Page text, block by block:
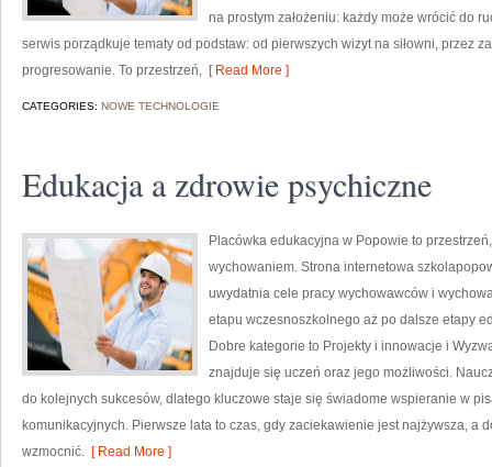
na prostym założeniu: każdy może wrócić do
serwis porządkuje tematy od podstaw: od pierwszych wizyt na siłowni, przez
progresowanie. To przestrzeń, [ Read More ]
CATEGORIES: NOWE TECHNOLOGIE
Edukacja a zdrowie psychiczne
Placówka edukacyjna w Popowie to
wychowaniem. Strona internetowa
uwydatnia cele pracy wychowawców i
etapu wczesnoszkolnego aż po dalsze etapy
Dobre kategorie to Projekty i innowacje i
znajduje się uczeń oraz jego możliwości.
do kolejnych sukcesów, dlatego kluczowe staje się świadome wspieranie w
komunikacyjnych. Pierwsze lata to czas, gdy zaciekawienie jest najżywsza, a
wzmocnić. [ Read More ]